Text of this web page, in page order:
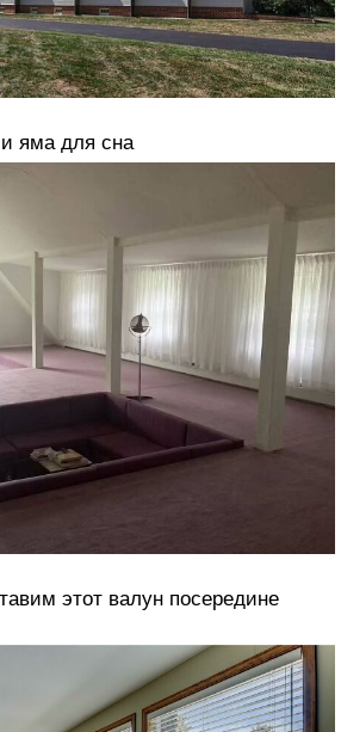
яма для сна
этот валун посередине